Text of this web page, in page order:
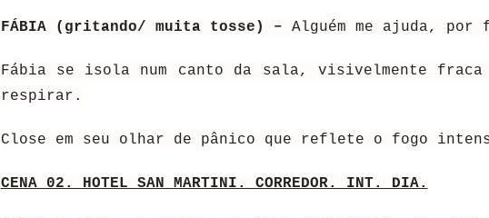
FÁBIA (gritando/ muita tosse) – Alguém me ajuda, por
Fábia se isola num canto da sala, visivelmente fraca
respirar.
Close em seu olhar de pânico que reflete o fogo
CENA 02. HOTEL SAN MARTINI. CORREDOR. INT. DIA.